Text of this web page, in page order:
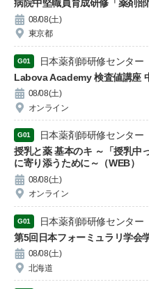
病院中堅職員育成研修「薬剤
08/08(土)
東京都
G01
日本薬剤師研修センター
Labova Academy 検査値講座
08/08(土)
オンライン
G01
日本薬剤師研修センター
授乳と薬 基本のキ ～「授乳中
に寄り添うために～（WEB）
08/08(土)
オンライン
G01
日本薬剤師研修センター
第5回日本フォーミュラリ学会
08/08(土)
北海道